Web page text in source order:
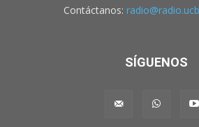
Contáctanos:
SÍGUENOS